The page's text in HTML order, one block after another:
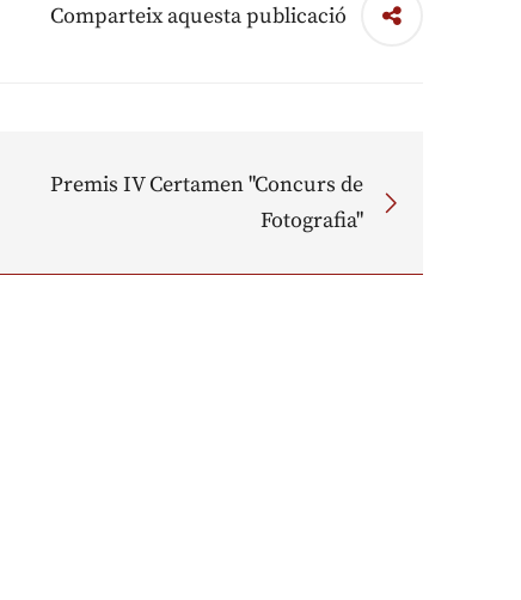
Comparteix aquesta publicació
Premis IV Certamen "Concurs de
Fotografia"